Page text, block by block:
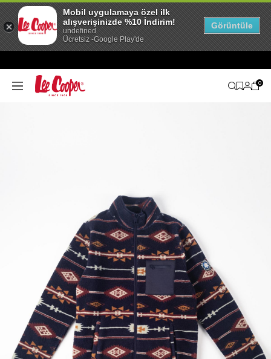
0
Mobil uygulamaya özel ilk
alışverişinizde %10 İndirim!
undefined
Ücretsiz -Google Play'de
Görüntüle